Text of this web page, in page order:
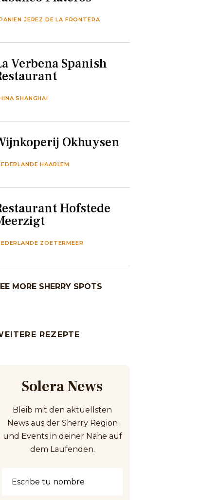
JEREZ DE LA FRONTERA
Verbena Spanish
SHANGHAI
Okhuysen
HAARLEM
Hofstede
ZOETERMEER
MORE SHERRY SPOTS
REZEPTE
Solera News
Bleib mit den aktuellsten
News aus der Sherry Region
und Events in deiner Nähe auf
dem Laufenden.